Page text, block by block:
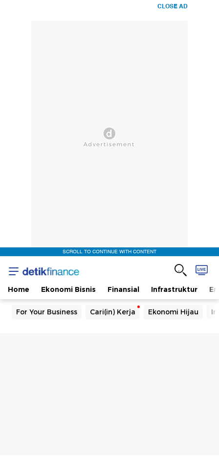
CLOSE AD
SCROLL TO CONTINUE WITH CONTENT
Home Ekonomi Bisnis Finansial Infrastruktur
For Your Business Cari(in) Kerja Ekonomi Hijau